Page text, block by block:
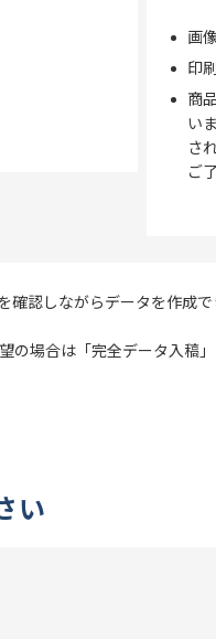
画
印
商
い
さ
ご
認しながらデータを作成
場合は「完全データ入稿」
い